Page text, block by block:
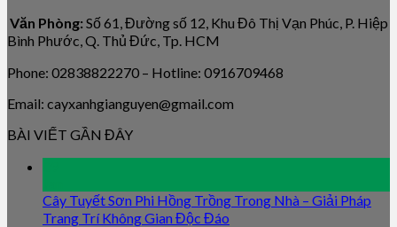
Văn Phòng: Số 61, Đường số 12, Khu Đô Thị Vạn Phúc, P. Hiệp
Bình Phước, Q. Thủ Đức, Tp. HCM
Phone: 02838822270 – Hotline: 0916709468
Email: cayxanhgianguyen@gmail.com
BÀI VIẾT GẦN ĐÂY
Cây Tuyết Sơn Phi Hồng Trồng Trong Nhà – Giải Pháp
Trang Trí Không Gian Độc Đáo